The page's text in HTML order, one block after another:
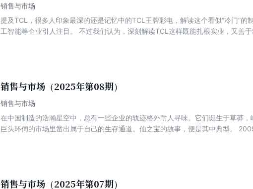
市融资那么简单——它是理想“盈利与稳健”的护城河，是小鹏“技术与商业化”的平
所有车企必须回答的三个问题：如何用效率守住生存根基？如何用技术驱动持续
汽车史，每一个赢家都抓住了时代的主要矛盾：福特抓住了大众对平价汽车的需
销售与市场
提及TCL，很多人印象最深的还是记忆中的TCL王牌彩电，解读这个看似“冷门”的
工智能等企业引人注目。 不过我们认为，深刻解读TCL这样既能扎根实业，又善
业和商业发展周期，并且逐渐活出基业长青企业的韵味？本文从TCL不断“敢为”“
的深刻洞见与实务经验。
销售与市场（2025年第08期）
销售与市场
在中国制造的浩瀚星空中，总有一些企业的轨迹格外耐人寻味。它们诞生于草莽
巨头环伺的市场里凿出属于自己的生存通道。仙之宝的故事，便是其中典型。 2009 年，当魏艳超接手仙之宝这家已倒闭的
是中国休闲食品产业韧性变革的生动缩影，是传统制造业在互联网浪潮中寻找新坐
销售与市场（2025年第07期）